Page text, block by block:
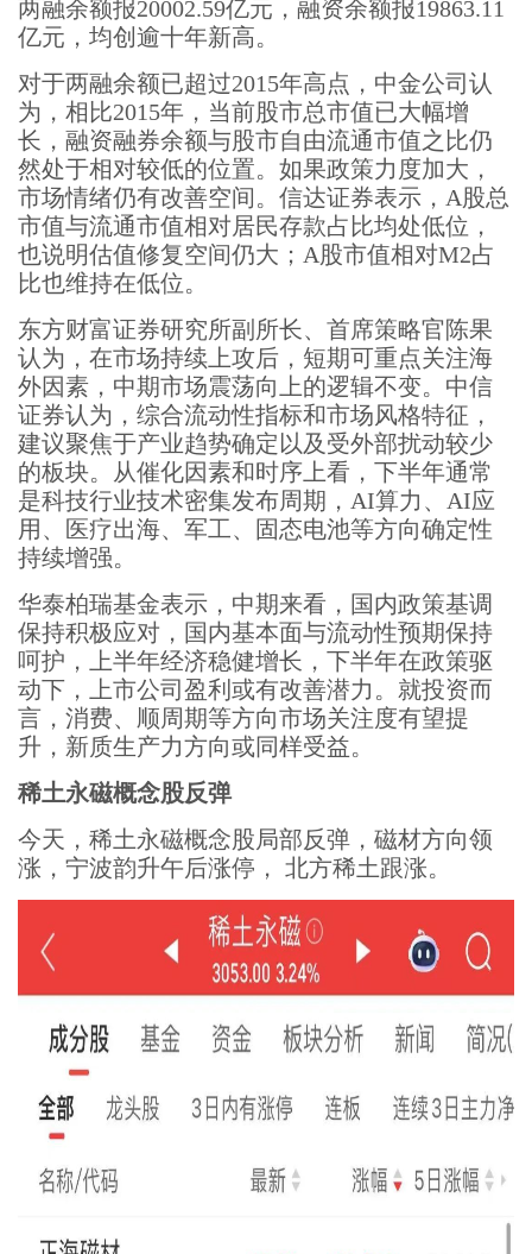
两融余额报20002.59亿元，融资余额报19863.11
亿元，均创逾十年新高。
对于两融余额已超过2015年高点，中金公司认
为，相比2015年，当前股市总市值已大幅增
长，融资融券余额与股市自由流通市值之比仍
然处于相对较低的位置。如果政策力度加大，
市场情绪仍有改善空间。信达证券表示，A股总
市值与流通市值相对居民存款占比均处低位，
也说明估值修复空间仍大；A股市值相对M2占
比也维持在低位。
东方财富证券研究所副所长、首席策略官陈果
认为，在市场持续上攻后，短期可重点关注海
外因素，中期市场震荡向上的逻辑不变。中信
证券认为，综合流动性指标和市场风格特征，
建议聚焦于产业趋势确定以及受外部扰动较少
的板块。从催化因素和时序上看，下半年通常
是科技行业技术密集发布周期，AI算力、AI应
用、医疗出海、军工、固态电池等方向确定性
持续增强。
华泰柏瑞基金表示，中期来看，国内政策基调
保持积极应对，国内基本面与流动性预期保持
呵护，上半年经济稳健增长，下半年在政策驱
动下，上市公司盈利或有改善潜力。就投资而
言，消费、顺周期等方向市场关注度有望提
升，新质生产力方向或同样受益。
稀土永磁概念股反弹
今天，稀土永磁概念股局部反弹，磁材方向领
涨，宁波韵升午后涨停， 北方稀土跟涨。